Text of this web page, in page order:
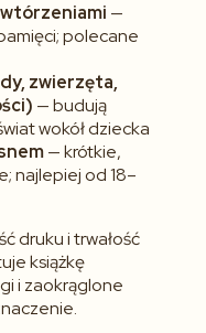
—
polecane
zwierzęta,
— budują
wokół dziecka
— krótkie,
najlepiej od 18–
druku i trwałość
książkę
i zaokrąglone